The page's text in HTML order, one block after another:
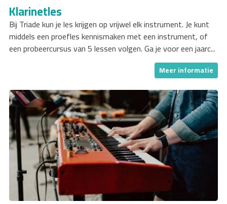
Klarinetles
Bij Triade kun je les krijgen op vrijwel elk instrument. Je kunt
middels een proefles kennismaken met een instrument, of
een probeercursus van 5 lessen volgen. Ga je voor een jaarc...
Meer informatie